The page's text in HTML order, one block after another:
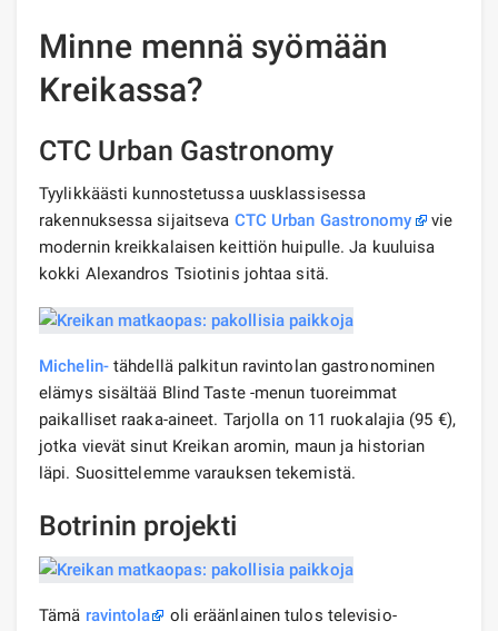
Minne mennä syömään
Kreikassa?
CTC Urban Gastronomy
Tyylikkäästi kunnostetussa uusklassisessa
rakennuksessa sijaitseva CTC Urban Gastronomy
vie
modernin kreikkalaisen keittiön huipulle. Ja kuuluisa
kokki Alexandros Tsiotinis johtaa sitä.
Michelin-tähdellä palkitun ravintolan gastronominen
elämys sisältää Blind Taste -menun tuoreimmat
paikalliset raaka-aineet. Tarjolla on 11 ruokalajia (95 €),
jotka vievät sinut Kreikan aromin, maun ja historian
läpi. Suosittelemme varauksen tekemistä.
Botrinin projekti
Tämä ravintola
oli eräänlainen tulos televisio-